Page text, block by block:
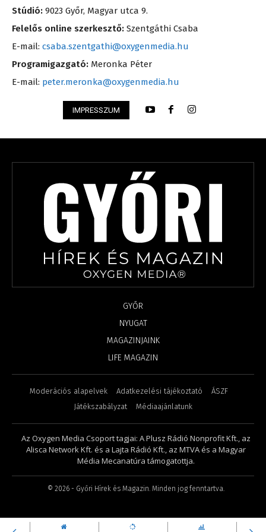
Stúdió: 9023 Győr, Magyar utca 9.
Felelős online szerkesztő: Szentgáthi Csaba
E-mail: csaba.szentgathi@oxygenmedia.hu
Programigazgató: Meronka Péter
E-mail: peter.meronka@oxygenmedia.hu
IMPRESSZUM
GYŐR
NYUGAT
MAGAZINJAINK
LIFE MAGAZIN
Moderációs alapelvek Adatkezelési tájékoztató
ÁSZF
Játékszabályzat
Médiaajánlatunk
Az Oxygen Media Csoport tagjai: A Plusz Rádió Nonprofit Kft., az
Alisca Network Kft. és a Lajta Rádió Kft., az MTVA és a Magyar
Média Mecanatúra támogatottja.
© 2026 - Győri Hírek és Magazin. Minden jog fenntartva.